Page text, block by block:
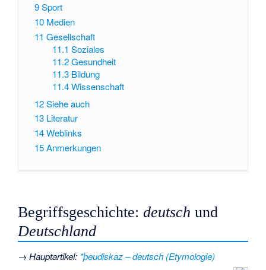
9Sport
10 Medien
11 Gesellschaft
11.1 Soziales
11.2 Gesundheit
11.3 Bildung
11.4 Wissenschaft
12Siehe auch
13 Literatur
14Weblinks
15Anmerkungen
Begriffsgeschichte:deutsch und
Deutschland
→Hauptartikel: *þeudiskaz – deutsch (Etymologie)